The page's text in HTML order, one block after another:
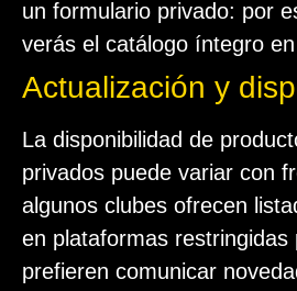
un formulario privado: por
verás el catálogo íntegro
Actualización y
La disponibilidad de
privados puede variar con
algunos clubes ofrecen
en plataformas
prefieren comunicar